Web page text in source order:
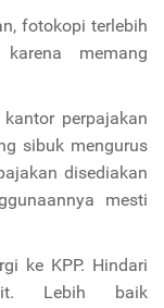
fotokopi terlebih
memang
perpajakan
sibuk mengurus
disediakan
mesti
ke KPP. Hindari
Lebih baik